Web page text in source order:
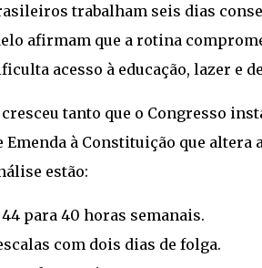
trabalham seis dias
afirmam que a rotina
acesso à educação, lazer e
tanto que o Congresso
à Constituição que
estão:
para 40 horas semanais.
com dois dias de folga.